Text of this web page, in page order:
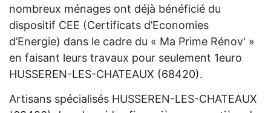
nombreux ménages ont déjà bénéficié du
dispositif CEE (Certificats d’Economies
d’Energie) dans le cadre du « Ma Prime Rénov' »
en faisant leurs travaux pour seulement 1euro
HUSSEREN-LES-CHATEAUX (68420).
Artisans spécialisés HUSSEREN-LES-CHATEAUX